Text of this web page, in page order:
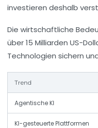
investieren deshalb
Die wirtschaftliche
über 15 Milliarden US-
Technologien sichern
Trend
Agentische KI
KI-gesteuerte Plattformen